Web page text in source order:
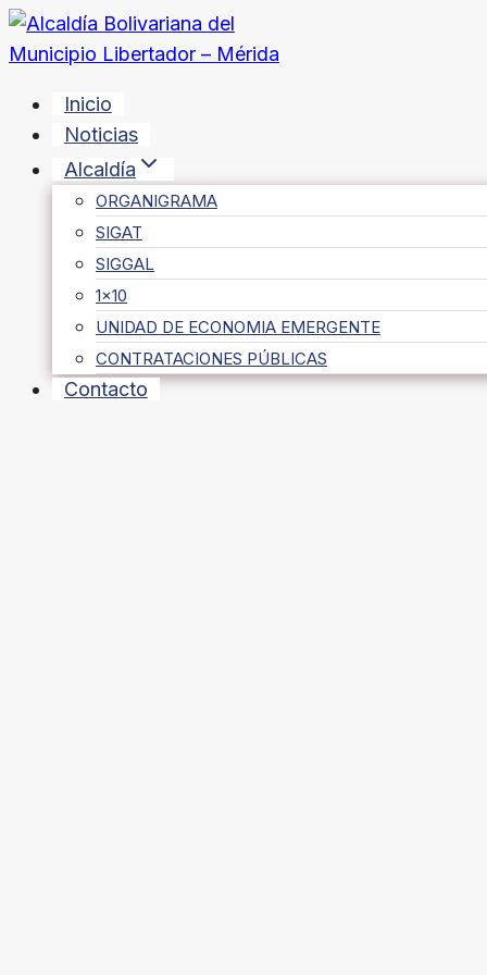
Saltar
al
Inicio
Noticias
Alcaldía
ORGANIGRAMA
SIGAT
SIGGAL
1×10
UNIDAD DE ECONOMIA EMERGENTE
CONTRATACIONES PÚBLICAS
Contacto